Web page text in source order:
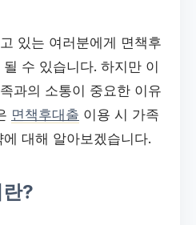
있는 여러분에게 면책후
수 있습니다. 하지만 이
과의 소통이 중요한 이유
면책후대출 이용 시 가족
대해 알아보겠습니다.
?